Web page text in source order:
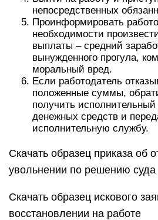
непосредственных
Проинформировать
необходимости
выплаты – средний
вынужденного прогула,
моральный вред.
Если работодатель
положенные суммы,
получить
денежных средств и
исполнительную службу.
Скачать образец приказа об
увольнении по решению суда
Скачать образец искового
восстановлении на работе